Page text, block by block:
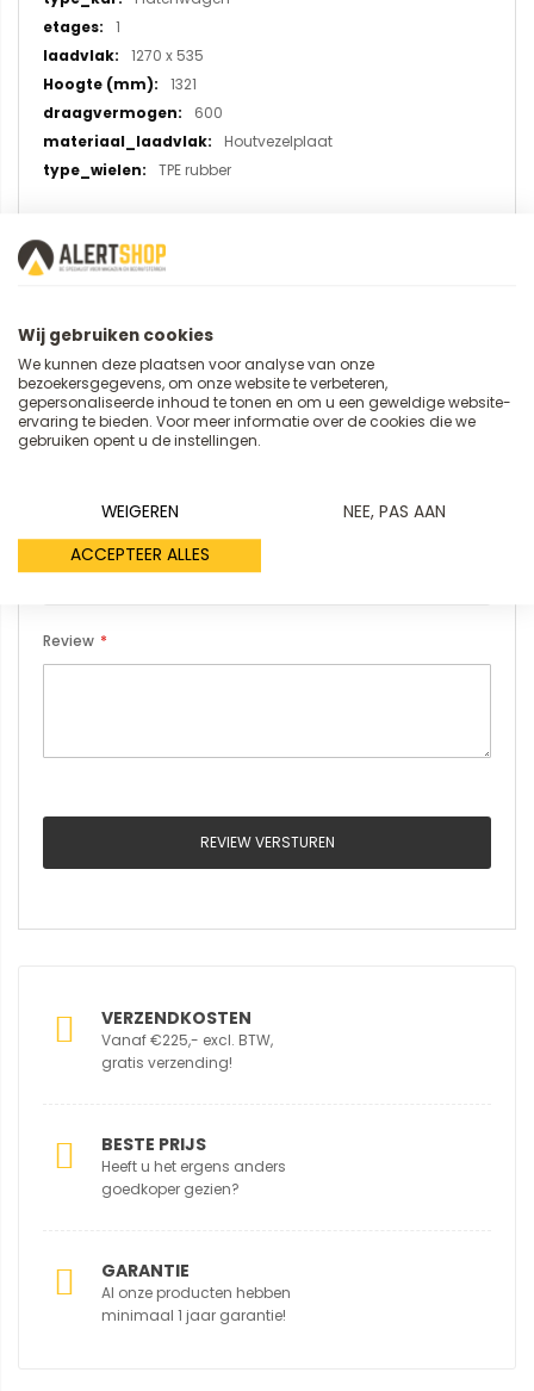
1
1270 x 535
1321
600
Houtvezelplaat
TPE rubber
Platenwagen 4413 laadvlak
1270x535 mm (met vast beugels)
Uw naam
Review
REVIEW VERSTUREN
VERZENDKOSTEN
Vanaf €225,- excl. BTW,
gratis verzending!
BESTE PRIJS
Heeft u het ergens anders
goedkoper gezien?
GARANTIE
Al onze producten hebben
minimaal 1 jaar garantie!
Wij gebruiken cookies
We kunnen deze plaatsen voor analyse van onze
bezoekersgegevens, om onze website te verbeteren,
gepersonaliseerde inhoud te tonen en om u een geweldige website-
ervaring te bieden. Voor meer informatie over de cookies die we
gebruiken opent u de instellingen.
WEIGEREN
NEE, PAS AAN
ACCEPTEER ALLES